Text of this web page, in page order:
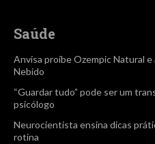
Saúde
Anvisa proíbe Ozempic Natural
Nebido
“Guardar tudo” pode ser um
psicólogo
Neurocientista ensina dicas
rotina